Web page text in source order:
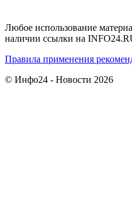
Любое использование
наличии ссылки на
Правила применения
© Инфо24 - Новости 2026